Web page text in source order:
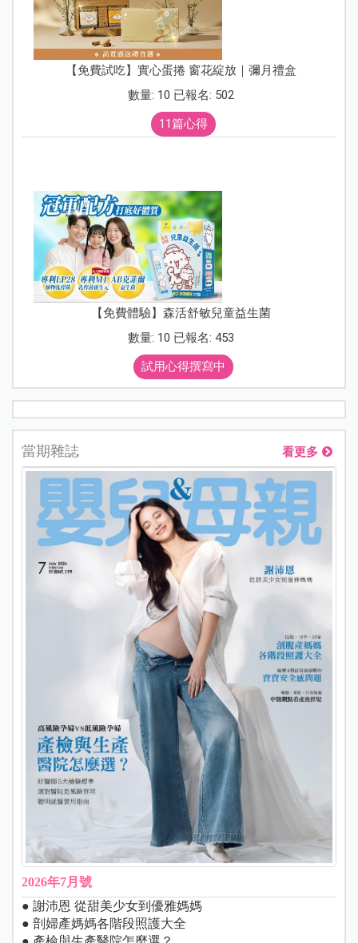
【免費試吃】實心蛋捲 窗花綻放｜彌月禮盒
數量: 10 已報名: 502
11篇心得
【免費體驗】森活舒敏兒童益生菌
數量: 10 已報名: 453
試用心得撰寫中
當期雜誌 看更多
2026年7月號
● 謝沛恩 從甜美少女到優雅媽媽
● 剖婦產媽媽各階段照護大全